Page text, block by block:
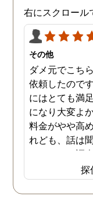
闘う自信もつ
当にMJリサー
して代表の方
かったと思い
お会いできる
告ができるよ
す。
右にスクロー
その他
ダメ元でこち
依頼したので
にはとても満
になり大変よ
料金がやや高
れども、話は
しきちんと調
しで非常に満
す。調査が終
っかりとサポ
探